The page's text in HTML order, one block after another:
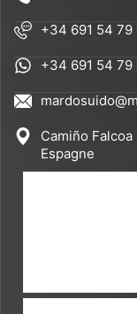
+34 691 54 79
+34 691 54 79
Camiño
Espagne